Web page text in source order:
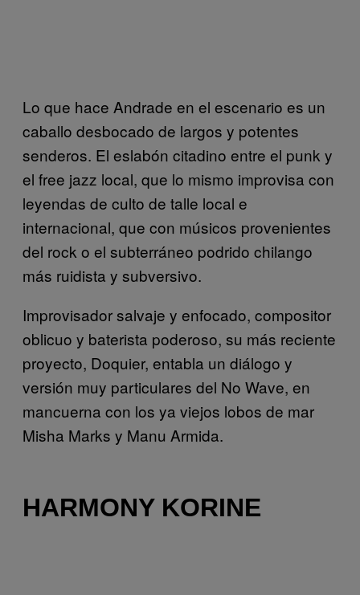
Lo que hace Andrade en el escenario es un
caballo desbocado de largos y potentes
senderos. El eslabón citadino entre el punk y
el free jazz local, que lo mismo improvisa con
leyendas de culto de talle local e
internacional, que con músicos provenientes
del rock o el subterráneo podrido chilango
más ruidista y subversivo.
Improvisador salvaje y enfocado, compositor
oblicuo y baterista poderoso, su más reciente
proyecto, Doquier, entabla un diálogo y
versión muy particulares del No Wave, en
mancuerna con los ya viejos lobos de mar
Misha Marks y Manu Armida.
HARMONY KORINE